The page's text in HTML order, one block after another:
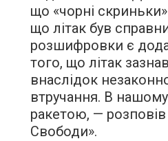
що «чорні
що літак був
розшифровки є
того, що літак
внаслідок
втручання. В
ракетою, — розповів
Свободи».